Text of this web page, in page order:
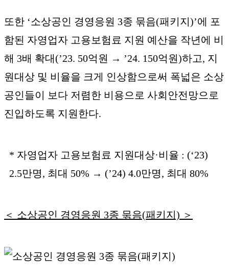
또한 ‘소상공인 경영응원 3종 묶음(패키지)’에 포
함된 자영업자 고용보험료 지원 예산을 작년에 비
해 3배 확대(’23. 50억원 → ’24. 150억원)하고, 지
원대상 및 비율을 크게 인상함으로써 폭넓은 소상
공인들이 보다 저렴한 비용으로 사회안전망으로
진입하도록 지원한다.
* 자영업자 고용보험료 지원대상·비율 : (‘23)
2.5만명, 최대 50% → (’24) 4.0만명, 최대 80%
＜ 소상공인 경영응원 3종 묶음(패키지) ＞